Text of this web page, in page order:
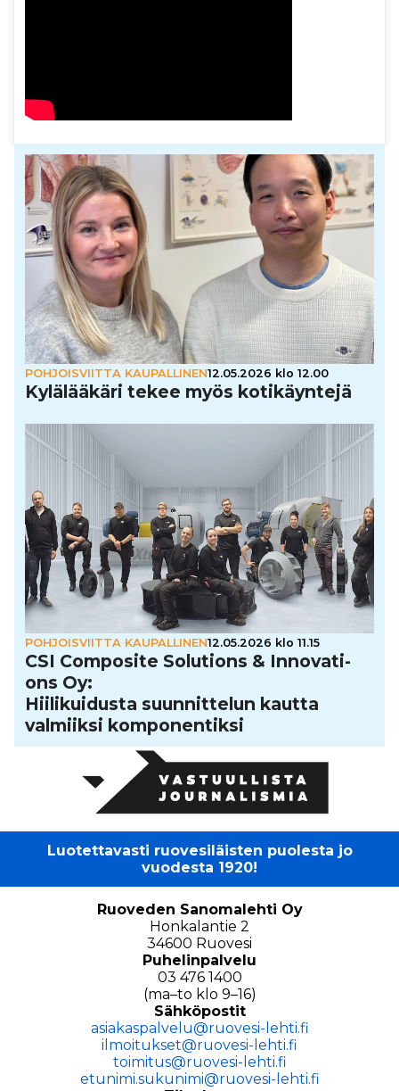
POHJOISVIITTA KAUPALLINEN12.05.2026 klo 12.00
Kylä­lää­käri tekee myös koti­käyn­tejä
POHJOISVIITTA KAUPALLINEN12.05.2026 klo 11.15
CSI Composite Solutions & Inno­va­ti­
ons Oy:
Hii­li­kui­dusta suun­nit­te­lun kautta
valmiiksi kom­po­nen­tiksi
Luotettavasti ruovesiläisten puolesta jo
vuodesta 1920!
Ruoveden Sanomalehti Oy
Honkalantie 2
34600 Ruovesi
Puhelinpalvelu
03 476 1400
(ma–to klo 9–16)
Sähköpostit
asiakaspalvelu@ruovesi-lehti.fi
ilmoitukset@ruovesi-lehti.fi
toimitus@ruovesi-lehti.fi
etunimi.sukunimi@ruovesi-lehti.fi